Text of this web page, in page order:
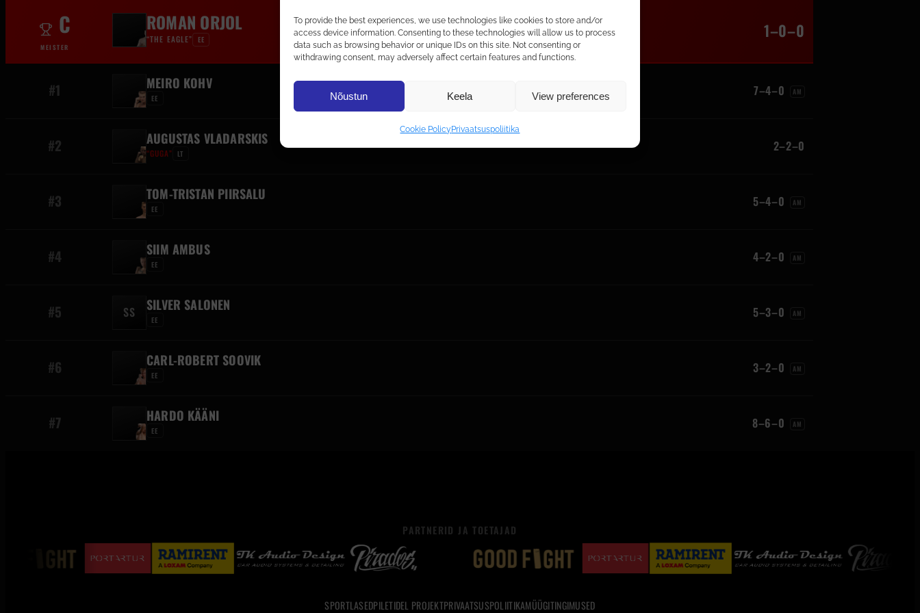
To provide the best experiences, we use technologies like cookies to store and/or
access device information. Consenting to these technologies will allow us to process
data such as browsing behavior or unique IDs on this site. Not consenting or
withdrawing consent, may adversely affect certain features and functions.
Nõustun Keela View preferences
Cookie Policy Privaatsuspoliitika
C
MEISTER
ROMAN ORJOL
“THE EAGLE” EE 1–0–0
#1 MEIRO KOHV
EE 7–4–0 AM
#2 AUGUSTAS VLADARSKIS
“GUGA” LT 2–2–0
#3 TOM-TRISTAN PIIRSALU
EE 5–4–0 AM
#4 SIIM AMBUS
EE 4–2–0 AM
#5 SS SILVER SALONEN
EE 5–3–0 AM
#6 CARL-ROBERT SOOVIK
EE 3–2–0 AM
#7 HARDO KÄÄNI
EE 8–6–0 AM
PARTNERID JA TOETAJAD
SPORTLASEDPILETIDEL PROJEKTPRIVAATSUSPOLIITIKAMÜÜGITINGIMUSED